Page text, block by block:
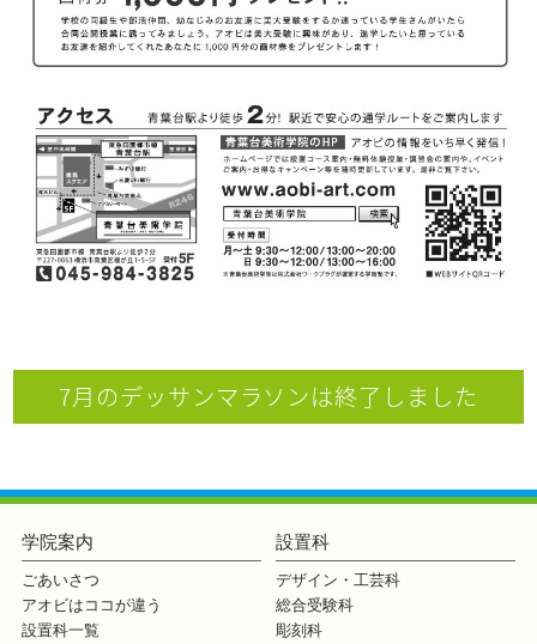
7月のデッサンマラソンは終了しました
学院案内
ごあいさつ
アオビはココが違う
設置科一覧
設置科
デザイン・工芸科
総合受験科
彫刻科